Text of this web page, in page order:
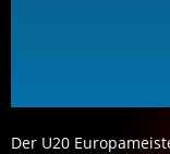
Der U20